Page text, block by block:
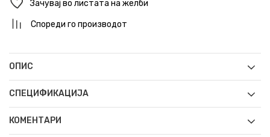
Зачувај во листата на желби
Спореди го производот
ОПИС
СПЕЦИФИКАЦИЈА
КОМЕНТАРИ